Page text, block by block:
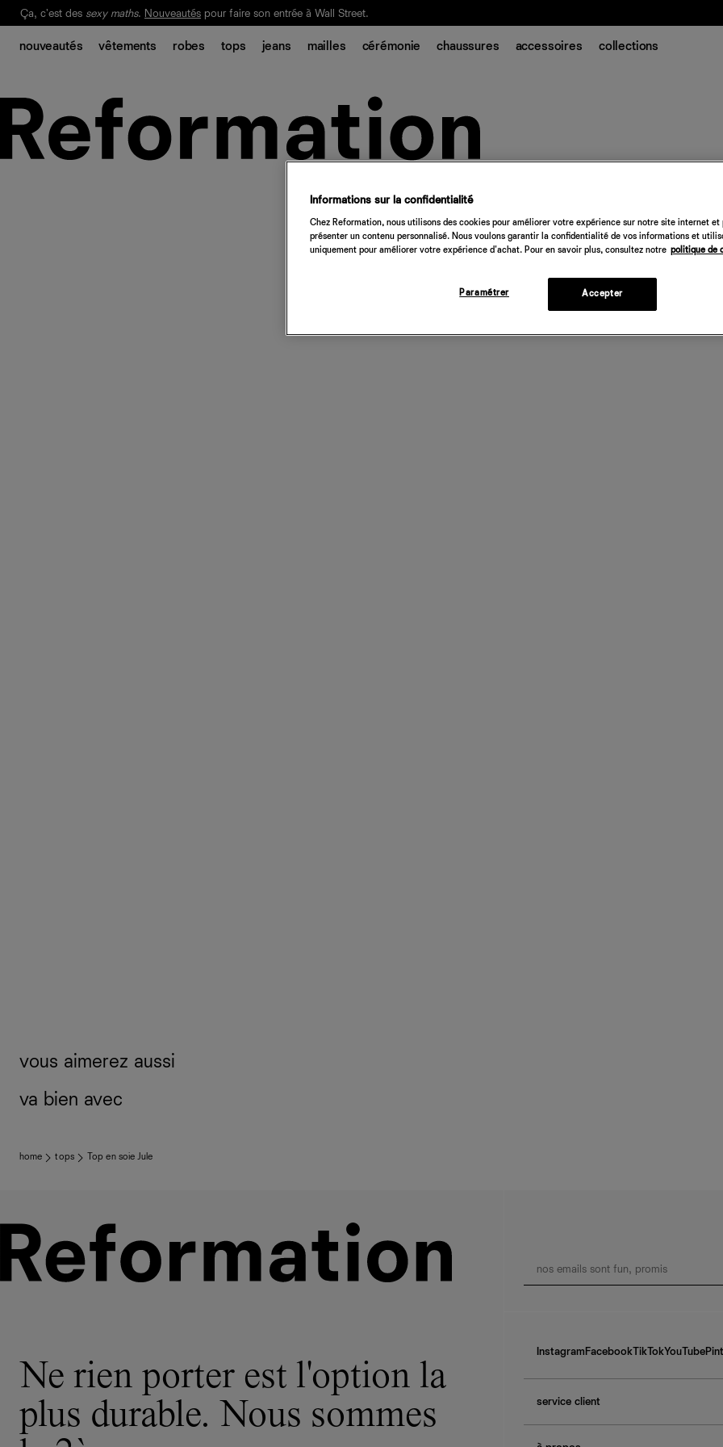
Notre Bilan Responsable 2025 est ici. Lisez-le
Ça, c'est des sexy maths. Nouveautés pour faire son entrée à Wall Street.
nouveautés vêtements robes tops jeans mailles cérémonie chaussures accessoires collections
vous aimerez aussi
va bien avec
home tops Top en soie Jule
Ne rien porter est l'option la
plus durable. Nous sommes
Instagram FacebookTikTokYouTube
service client
Informations sur la confidentialité
Chez Reformation, nous utilisons des cookies pour améliorer votre expérience sur notre site internet et
présenter un contenu personnalisé. Nous voulons garantir la confidentialité de vos informations et
uniquement pour améliorer votre expérience d'achat. Pour en savoir plus, consultez notre politique de
Paramétrer Accepter